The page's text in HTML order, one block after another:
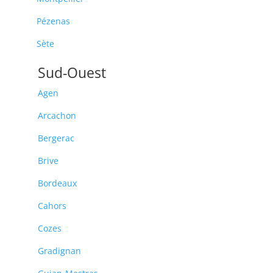
Pézenas
Sète
Sud-Ouest
Agen
Arcachon
Bergerac
Brive
Bordeaux
Cahors
Cozes
Gradignan